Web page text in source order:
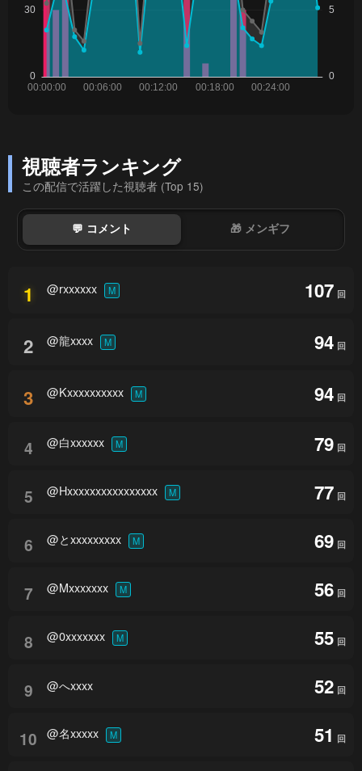
視聴者ランキング
この配信で活躍した視聴者 (Top 15)
💬 コメント 🎁 メンギフ
1 @rxxxxxx M 107 回
2 @龍xxxx M 94 回
3 @Kxxxxxxxxxx M 94 回
4 @白xxxxxx M 79 回
5 @Hxxxxxxxxxxxxxxxx M 77 回
6 @とxxxxxxxxx M 69 回
7 @Mxxxxxxx M 56 回
8 @0xxxxxxx M 55 回
9 @へxxxx 52 回
10 @名xxxxx M 51 回